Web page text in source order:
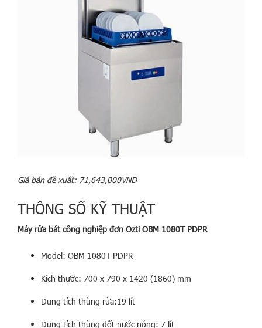
Giá bán đề xuất: 71,643,000VNĐ
THÔNG SỐ KỸ THUẬT
Máy rửa bát công nghiệp đơn Ozti OBM 1080T PDPR
Model: OBM 1080T PDPR
Kích thước: 700 x 790 x 1420 (1860) mm
Dung tích thùng rửa:19 lít
Dung tích thùng đốt nước nóng: 7 lít